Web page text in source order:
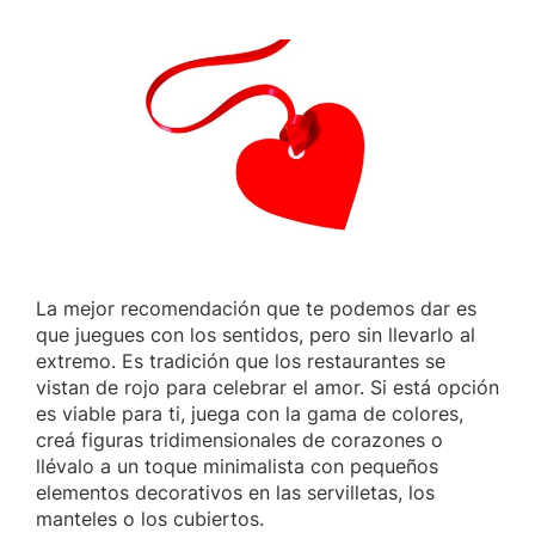
La mejor recomendación que te podemos dar es
que juegues con los sentidos, pero sin llevarlo al
extremo. Es tradición que los restaurantes se
vistan de rojo para celebrar el amor. Si está opción
es viable para ti, juega con la gama de colores,
creá figuras tridimensionales de corazones o
llévalo a un toque minimalista con pequeños
elementos decorativos en las servilletas, los
manteles o los cubiertos.